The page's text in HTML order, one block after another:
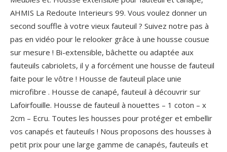
AHMIS La Redoute Interieurs 99. Vous voulez donner un
second souffle à votre vieux fauteuil ? Suivez notre pas à
pas en vidéo pour le relooker grâce à une housse cousue
sur mesure ! Bi-extensible, bâchette ou adaptée aux
fauteuils cabriolets, il y a forcément une housse de fauteuil
faite pour le vôtre ! Housse de fauteuil place unie
microfibre . Housse de canapé, fauteuil à découvrir sur
Lafoirfouille. Housse de fauteuil à nouettes – 1 coton – x
2cm – Ecru. Toutes les housses pour protéger et embellir
vos canapés et fauteuils ! Nous proposons des housses à
petit prix pour une large gamme de canapés, fauteuils et